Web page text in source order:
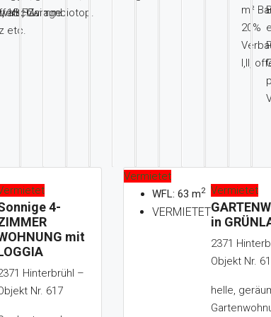
1 KFZ-
etc.
Garage.
Schwimmbiotop.
m²
20%
I,II,
4-
mit
Hinterbrühl –
Nr. 617
Vermietet
WFL: 63 m2
VERMIETET
Vermietet
in
2371
Objekt Nr.
helle,